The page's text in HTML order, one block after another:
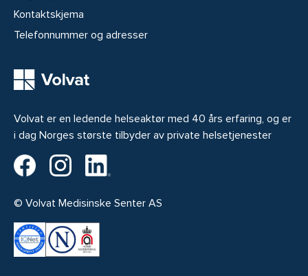
Volvat er en ledende helseaktør med 40 års erfaring, og er
i dag Norges største tilbyder av private helsetjenester
Volvat på Facebook
Volvat på Instagram
© Volvat Medisinske Senter AS
Kontaktskjema
Telefonnummer og adresser